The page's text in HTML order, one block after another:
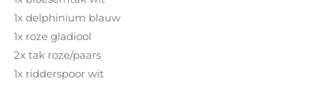
1x delphinium blauw
1x roze gladiool
2x tak roze/paars
1x ridderspoor wit